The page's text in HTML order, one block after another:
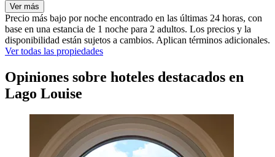
Ver más
Precio más bajo por noche encontrado en las últimas 24 horas, con
base en una estancia de 1 noche para 2 adultos. Los precios y la
disponibilidad están sujetos a cambios. Aplican términos adicionales.
Ver todas las propiedades
Opiniones sobre hoteles destacados en
Lago Louise